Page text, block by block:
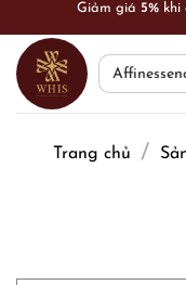
content
FREESHIP toàn
Search
for:
Trang chủ /